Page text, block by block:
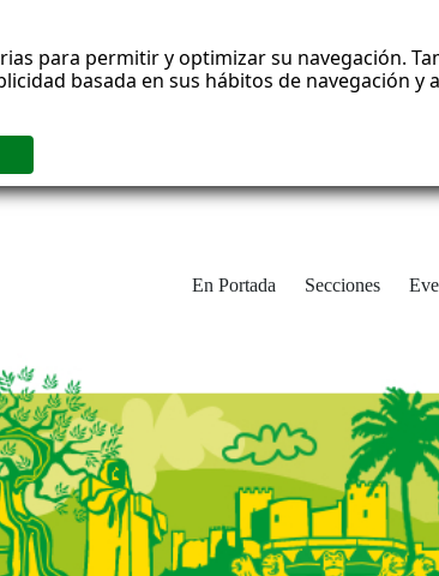
para permitir y optimizar su navegación.
basada en sus hábitos de navegación
En Portada Secciones